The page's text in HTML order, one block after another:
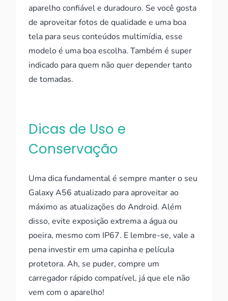
aparelho confiável e duradouro. Se você gosta
de aproveitar fotos de qualidade e uma boa
tela para seus conteúdos multimídia, esse
modelo é uma boa escolha. Também é super
indicado para quem não quer depender tanto
de tomadas.
Dicas de Uso e
Conservação
Uma dica fundamental é sempre manter o seu
Galaxy A56 atualizado para aproveitar ao
máximo as atualizações do Android. Além
disso, evite exposição extrema a água ou
poeira, mesmo com IP67. E lembre-se, vale a
pena investir em uma capinha e película
protetora. Ah, se puder, compre um
carregador rápido compatível, já que ele não
vem com o aparelho!